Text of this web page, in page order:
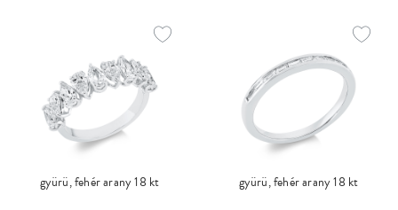
gyürü, fehér arany 18 kt
gyürü, fehér arany 18 kt